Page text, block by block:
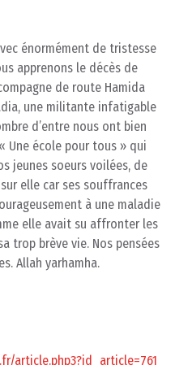
énormément de tristesse
apprenons le décès de
de route Hamida
une militante infatigable
d’entre nous ont bien
Une école pour tous » qui
jeunes soeurs voilées, de
elle car ses souffrances
à une maladie
elle avait su affronter les
trop brève vie. Nos pensées
Allah yarhamha.
article.php3?id_article=761